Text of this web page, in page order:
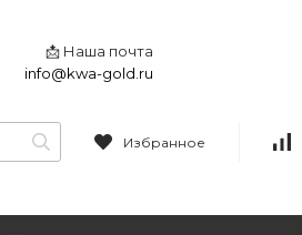
📩 Наша почта
info@kwa-gold.ru
Избранное